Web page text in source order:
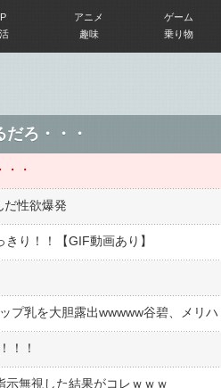
アニメ ゲーム
趣味 乗り物
だろ・・・
・・
だ性欲爆発
り！！【GIF動画あり】
！！
無視した結果がコレｗｗｗ